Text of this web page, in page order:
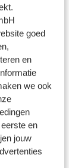
goed
en
we ook
en
jouw